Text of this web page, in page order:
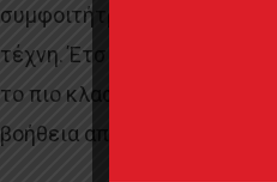
συμφοιτήτριά μου Ιωάννα
τέχνη. Έτσι ξεκίνησα τα
το πιο κλασικό στο πιο
βοήθεια από τον πατέρα